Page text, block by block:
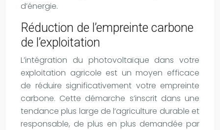
d’énergie.
Réduction de l’empreinte carbone
de l’exploitation
L’intégration du photovoltaïque dans votre
exploitation agricole est un moyen efficace
de réduire significativement votre empreinte
carbone. Cette démarche s’inscrit dans une
tendance plus large de l’agriculture durable et
responsable, de plus en plus demandée par